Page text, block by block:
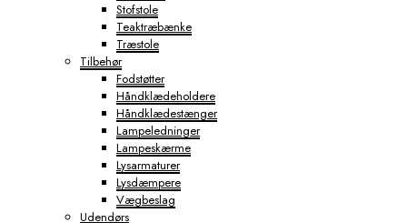
Stofstole
Teaktræbænke
Træstole
Tilbehør
Fodstøtter
Håndklædeholdere
Håndklædestænger
Lampeledninger
Lampeskærme
Lysarmaturer
Lysdæmpere
Vægbeslag
Udendørs